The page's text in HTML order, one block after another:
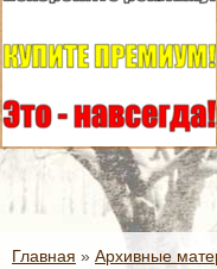
Главная » Архивные